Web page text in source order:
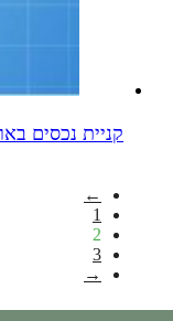
קניית נכסים
←
1
2
3
→